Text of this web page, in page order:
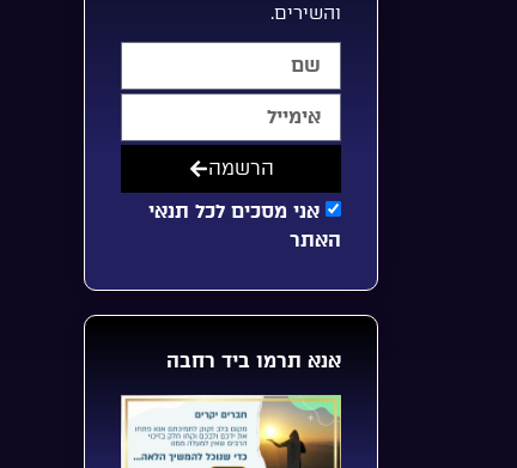
והשירים.
אני מסכים לכל תנאי
האתר
הרשמה
אנא תרמו ביד רחבה